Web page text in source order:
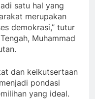
satu hal yang
merupakan
demokrasi,” tutur
Muhammad
dan keikutsertaan
pondasi
yang ideal.